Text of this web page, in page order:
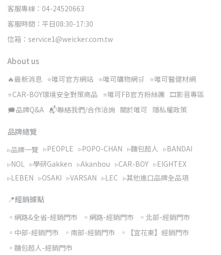
客服專線：04-24520663
客服時間：平日08:30-17:30
信箱：service1@weicker.com.tw
About us
🔥最新消息 ⭐唯可官方網站 ⭐唯可購物網🛒 ⭐唯可醫健材網
⭐CAR-BOY環境安全對策商品 ⭐唯可FB官方粉絲團 🎞️影音專區
🗯️品牌Q&A 📬聯絡我們/合作洽詢 關於唯可 隱私權政策
品牌總覽
▹品牌一覽 ▹PEOPLE ▹POPO-CHAN ▹麵包超人 ▹BANDAI
▹NOL ▹學研Gakken ▹Akanbou ▹CAR-BOY ▹EIGHTEX
▹LEBEN ▹OSAKI ▹VARSAN ▹LEC ▹其他進口品牌全品項
📍經銷據點
◦網路&全省-經銷門市 ◦網路-經銷門市
◦北部-經銷門市
◦中部-經銷門市
◦南部-經銷門市
◦【宜花東】經銷門市
◦麵包超人-經銷門市